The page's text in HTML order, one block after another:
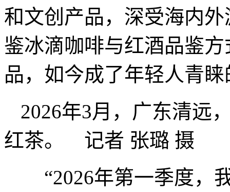
和文创产品，深受海内外
鉴冰滴咖啡与红酒品鉴
品，如今成了年轻人青
2026年3月，广东清远
红茶。 记者 张璐 摄
“2026年第一季度，我